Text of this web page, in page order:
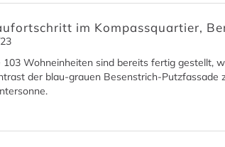
im Kompassquartier,
103 Wohneinheiten sind bereits fertig gestellt,
der blau-grauen Besenstrich-